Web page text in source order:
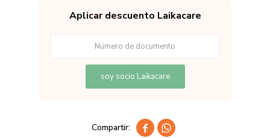
Aplicar descuento Laikacare
soy socio Laikacare
 